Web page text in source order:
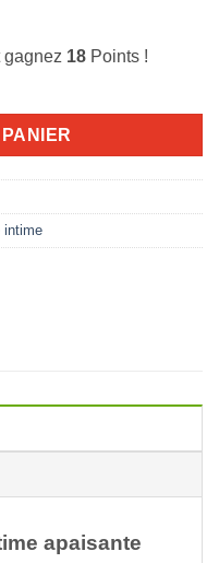
:
gagnez 18 Points !
apaisante 120ml
intime
apaisante